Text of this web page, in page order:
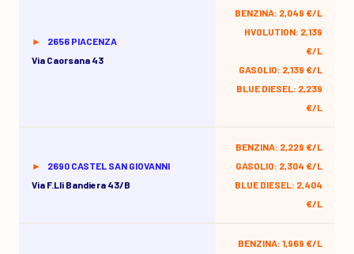
2656 PIACENZA
Via Caorsana 43
BENZINA: 2,049 €/L
HVOLUTION: 2,139
€/L
GASOLIO: 2,139 €/L
BLUE DIESEL: 2,239
€/L
2690 CASTEL SAN GIOVANNI
Via F.lli Bandiera 43/b
BENZINA: 2,229 €/L
GASOLIO: 2,304 €/L
BLUE DIESEL: 2,404
€/L
BENZINA: 1,969 €/L